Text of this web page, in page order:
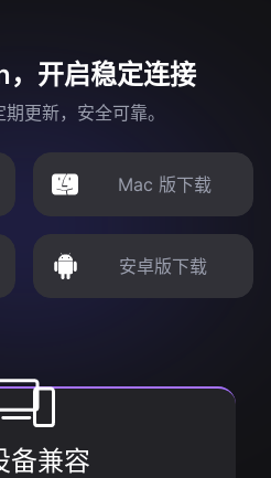
开启稳定连接
更新，安全可靠。
Mac 版下载
安卓版下载
备兼容